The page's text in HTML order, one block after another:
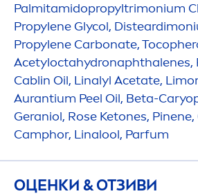
Palmitamidopropyltrimonium
Propylene Glycol,
Propylene Carbonate,
Acetyloctahydronaphthalenes,
Cablin Oil, Linalyl Acetate,
Aurantium Peel Oil, Beta-
Geraniol, Rose Ketones,
Camphor, Linalool, Parfum
ОЦЕНКИ & ОТЗИВИ